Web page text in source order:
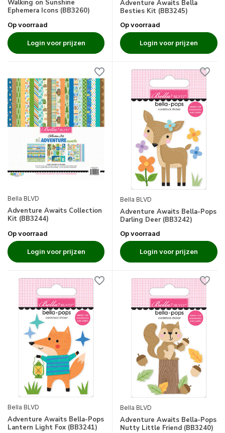
Walking on Sunshine
Ephemera Icons (BB3260)
Op voorraad
Login voor prijzen
Adventure Awaits Bella
Besties Kit (BB3245)
Op voorraad
Login voor prijzen
Bella BLVD
Adventure Awaits Collection
Kit (BB3244)
Op voorraad
Login voor prijzen
Bella BLVD
Adventure Awaits Bella-Pops
Darling Deer (BB3242)
Op voorraad
Login voor prijzen
Bella BLVD
Adventure Awaits Bella-Pops
Lantern Light Fox (BB3241)
Bella BLVD
Adventure Awaits Bella-Pops
Nutty Little Friend (BB3240)